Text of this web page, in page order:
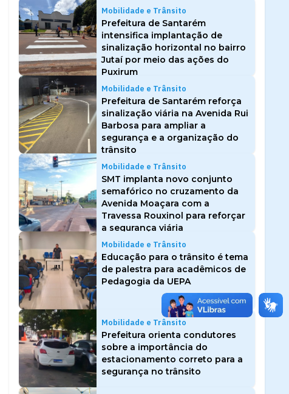
Mobilidade e Trânsito
Prefeitura de Santarém
intensifica implantação de
sinalização horizontal no bairro
Jutaí por meio das ações do
Puxirum
Mobilidade e Trânsito
Prefeitura de Santarém reforça
sinalização viária na Avenida Rui
Barbosa para ampliar a
segurança e a organização do
trânsito
Mobilidade e Trânsito
SMT implanta novo conjunto
semafórico no cruzamento da
Avenida Moaçara com a
Travessa Rouxinol para reforçar
a segurança viária
Mobilidade e Trânsito
Educação para o trânsito é tema
de palestra para acadêmicos de
Pedagogia da UEPA
Mobilidade e Trânsito
Prefeitura orienta condutores
sobre a importância do
estacionamento correto para a
segurança no trânsito